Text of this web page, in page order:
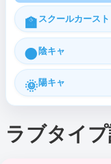
🏫 スクールカースト
🌑陰キャ
🌞 陽キャ
ラブタイ